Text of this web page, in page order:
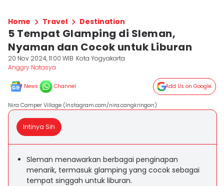
Home Travel Destination
5 Tempat Glamping di Sleman,
Nyaman dan Cocok untuk Liburan
20 Nov 2024, 11:00 WIB Kota Yogyakarta
Anggry Natasya
News Channel Add Us on Google
Nira Camper Village (Instagram.com/nira.cangkringan)
Intinya Sih
Sleman menawarkan berbagai penginapan
menarik, termasuk glamping yang cocok sebagai
tempat singgah untuk liburan.